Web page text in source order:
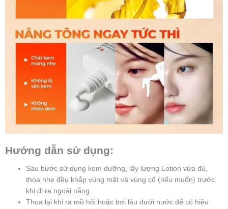
Hướng dẫn sử dụng:
Sau bước sử dụng kem dưỡng, lấy lượng Lotion vừa đủ,
thoa nhẹ đều khắp vùng mặt và vùng cổ (nếu muốn) trước
khi đi ra ngoài nắng.
Thoa lại khi ra mồ hôi hoặc bơi lâu dưới nước để có hiệu